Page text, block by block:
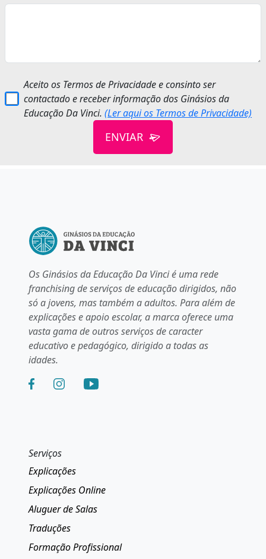
Aceito os Termos de Privacidade e consinto ser
contactado e receber informação dos Ginásios da
Educação Da Vinci.(Ler aqui os Termos de Privacidade)
ENVIAR
Os Ginásios da Educação Da Vinci é uma rede
franchising de serviços de educação dirigidos, não
só a jovens, mas também a adultos. Para além de
explicações e apoio escolar, a marca oferece uma
vasta gama de outros serviços de caracter
educativo e pedagógico, dirigido a todas as
idades.
Serviços
Explicações
Explicações Online
Aluguer de Salas
Traduções
Formação Profissional